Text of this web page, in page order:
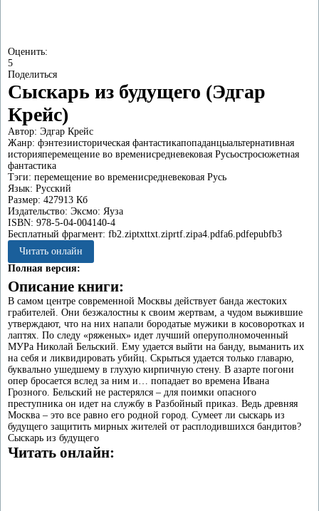
Оценить:
5
Поделиться
Сыскарь из будущего (Эдгар
Крейс)
Автор: Эдгар Крейс
Жанр: фэнтезиисторическая фантастикапопаданцыальтернативная
историяперемещение во временисредневековая Русьостросюжетная
фантастика
Тэги: перемещение во временисредневековая Русь
Язык: Русский
Размер: 427913 Кб
Издательство: Эксмо: Яуза
ISBN: 978-5-04-004140-4
Бесплатный фрагмент: fb2.ziptxttxt.ziprtf.zipa4.pdfa6.pdfepubfb3
Читать онлайн
Полная версия:
Описание книги:
В самом центре современной Москвы действует банда жестоких
грабителей. Они безжалостны к своим жертвам, а чудом выжившие
утверждают, что на них напали бородатые мужики в косоворотках и
лаптях. По следу «ряженых» идет лучший оперуполномоченный
МУРа Николай Бельский. Ему удается выйти на банду, выманить их
на себя и ликвидировать убийц. Скрыться удается только главарю,
буквально ушедшему в глухую кирпичную стену. В азарте погони
опер бросается вслед за ним и… попадает во времена Ивана
Грозного. Бельский не растерялся – для поимки опасного
преступника он идет на службу в Разбойный приказ. Ведь древняя
Москва – это все равно его родной город. Сумеет ли сыскарь из
будущего защитить мирных жителей от расплодившихся бандитов?
Сыскарь из будущего
Читать онлайн: